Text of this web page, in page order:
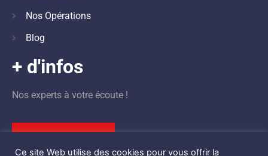
Nos Opérations
Blog
+ d'infos
Nos experts à votre écoute !
Ce site Web utilise des cookies pour vous offrir la